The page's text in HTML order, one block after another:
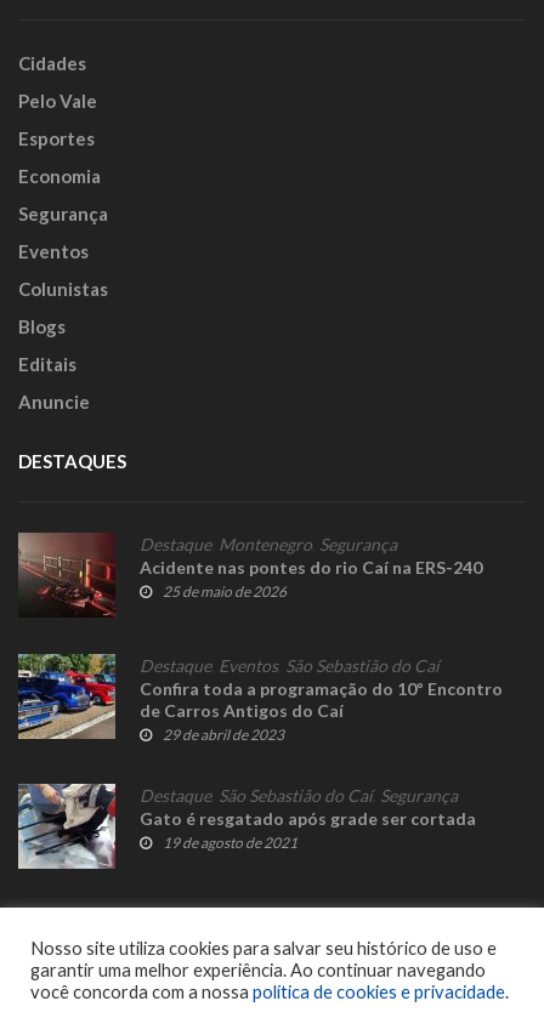
Cidades
Pelo Vale
Esportes
Economia
Segurança
Eventos
Colunistas
Blogs
Editais
Anuncie
DESTAQUES
Destaque, Montenegro Segurança
Acidente nas pontes do rio Caí na ERS-240
25 de maio de 2026
Destaque, Eventos, São Sebastião do Caí
Confira toda a programação do 10º Encontro
de Carros Antigos do Caí
29 de abril de 2023
Destaque, São Sebastião do Caí, Segurança
Gato é resgatado após grade ser cortada
19 de agosto de 2021
Nosso site utiliza cookies para salvar seu histórico de uso e
garantir uma melhor experiência. Ao continuar navegando
você concorda com a nossa política de cookies e privacidade.